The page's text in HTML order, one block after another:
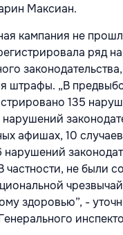
Максиан.
кампания не
ряд
штрафы. „В
135
афишах, 10
нарушений
частности, не были
здоровью”, -